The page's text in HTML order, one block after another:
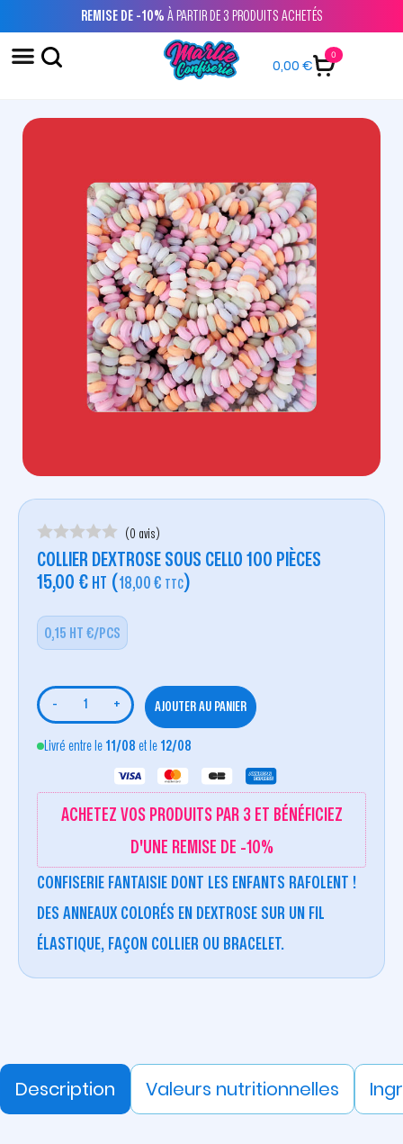
REMISE DE -10% À PARTIR DE 3 PRODUITS ACHETÉS
0,00€
0
(0 avis)
COLLIER DEXTROSE SOUS CELLO 100 PIÈCES
15,00 € HT (18,00 € TTC)
0,15 HT €/PCS
- + AJOUTER AU PANIER
Livré entre le 11/08 et le 12/08
ACHETEZ VOS PRODUITS PAR 3 ET BÉNÉFICIEZ
D'UNE REMISE DE -10%
CONFISERIE FANTAISIE DONT LES ENFANTS RAFOLENT !
DES ANNEAUX COLORÉS EN DEXTROSE SUR UN FIL
ÉLASTIQUE, FAÇON COLLIER OU BRACELET.
Description Valeurs nutritionnelles